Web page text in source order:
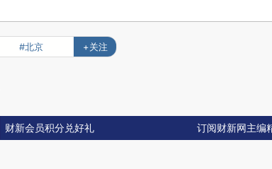
#北京 +关注
财新会员积分兑好礼 订阅财新网主编